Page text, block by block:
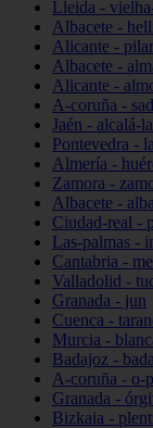
Lleida -
Albacete -
Alicante -
Albacete -
Alicante -
A-coruña -
Jaén - alcalá-
Pontevedra -
Almería -
Zamora -
Albacete -
Ciudad-real -
Las-palmas -
Cantabria -
Valladolid -
Granada - jun
Cuenca -
Murcia -
Badajoz -
A-coruña - o-
Granada -
Bizkaia -